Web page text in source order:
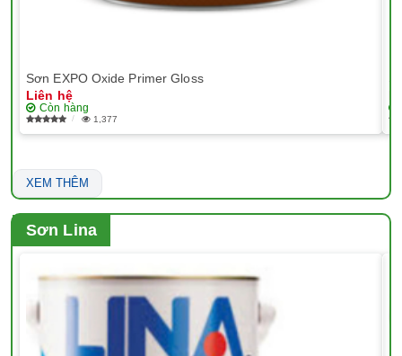
Sơn EXPO Oxide Primer Gloss
Liên hệ
Còn hàng
1,377
XEM THÊM
Sơn Lina